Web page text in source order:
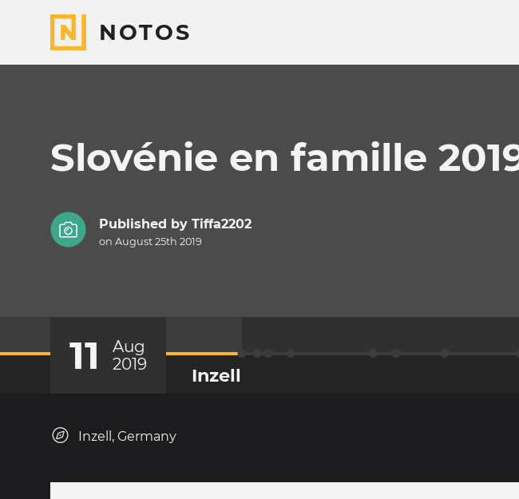
NOTOS
Slovénie en famille
Published by Tiffa2202
on August 25th 2019
11
Aug
2019
Inzell
Inzell, Germany